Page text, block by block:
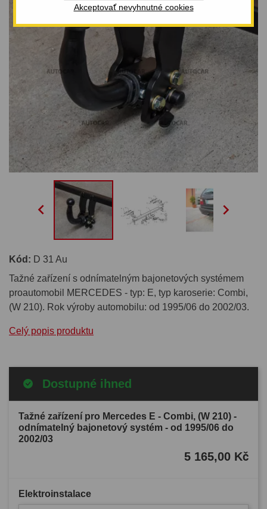
Akceptovať nevyhnutné cookies
 
Kód: D 31 Au
Tažné zařízení s odnímatelným bajonetových systémem
proautomobil MERCEDES - typ: E, typ karoserie: Combi,
(W 210). Rok výroby automobilu: od 1995/06 do 2002/03.
Celý popis produktu
Dostupné ihned
Tažné zařízení pro Mercedes E - Combi, (W 210) -
odnímatelný bajonetový systém - od 1995/06 do
2002/03
5 165,00 Kč
Elektroinstalace